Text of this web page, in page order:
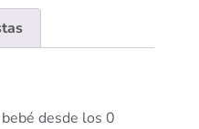
desde los 0